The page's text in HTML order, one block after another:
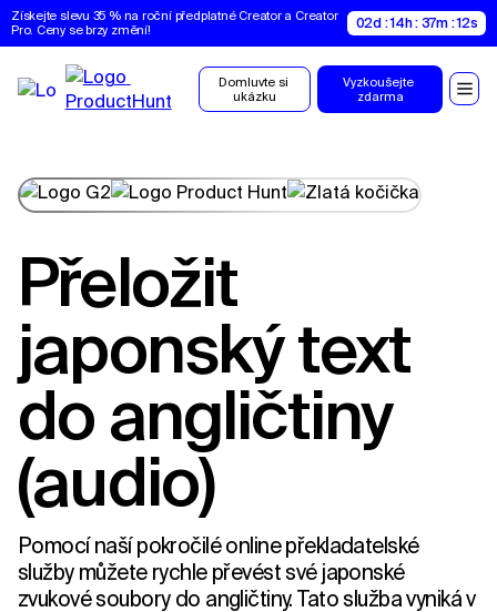
Získejte slevu 35 % na roční předplatné Creator a Creator
Pro. Ceny se brzy změní!
02d : 14h : 37m : 11s
Domluvte si
ukázku
Vyzkoušejte
zdarma
Přeložit
japonský text
do angličtiny
(audio)
Pomocí naší pokročilé online překladatelské
služby můžete rychle převést své japonské
zvukové soubory do angličtiny. Tato služba vyniká v